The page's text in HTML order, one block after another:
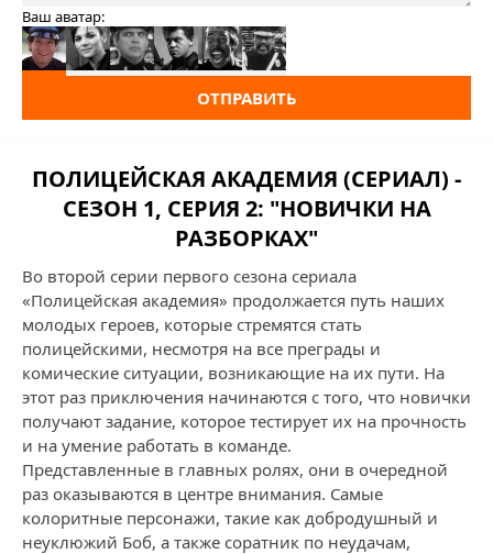
Ваш аватар:
ОТПРАВИТЬ
ПОЛИЦЕЙСКАЯ АКАДЕМИЯ (СЕРИАЛ) -
СЕЗОН 1, СЕРИЯ 2: "НОВИЧКИ НА
РАЗБОРКАХ"
Во второй серии первого сезона сериала
«Полицейская академия» продолжается путь наших
молодых героев, которые стремятся стать
полицейскими, несмотря на все преграды и
комические ситуации, возникающие на их пути. На
этот раз приключения начинаются с того, что новички
получают задание, которое тестирует их на прочность
и на умение работать в команде.
Представленные в главных ролях, они в очередной
раз оказываются в центре внимания. Самые
колоритные персонажи, такие как добродушный и
неуклюжий Боб, а также соратник по неудачам,